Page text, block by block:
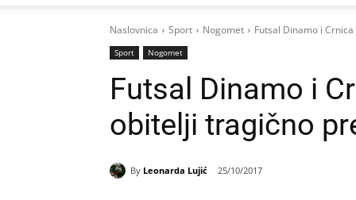
Naslovnica Sport Nogomet Futsal Dinamo i
Sport Nogomet
Futsal Dinamo i
obitelji tragično
By Leonarda Lujić 25/10/2017